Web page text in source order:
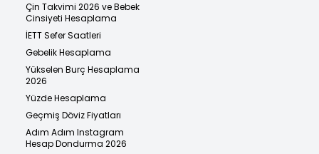
Çin Takvimi 2026 ve Bebek
Cinsiyeti Hesaplama
İETT Sefer Saatleri
Gebelik Hesaplama
Yükselen Burç Hesaplama
2026
Yüzde Hesaplama
Geçmiş Döviz Fiyatları
Adım Adım Instagram
Hesap Dondurma 2026